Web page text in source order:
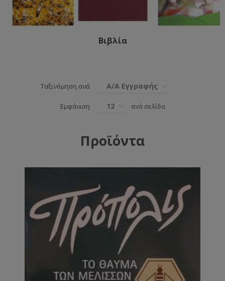
Βιβλία
Ταξινόμηση ανά Α/Α Εγγραφής
Εμφάνιση 12 ανά σελίδα
Προϊόντα